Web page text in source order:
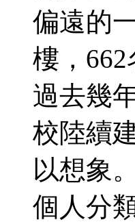
偏遠的
樓，
過去幾
校陸續
以想象
個人分